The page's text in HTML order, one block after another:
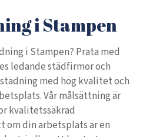
i Stampen
i Stampen? Prata med
ledande städfirmor och
med hög kvalitet och
Vår målsättning är
kvalitetssäkrad
om din arbetsplats är en